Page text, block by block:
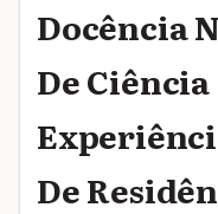
Docência
De
De